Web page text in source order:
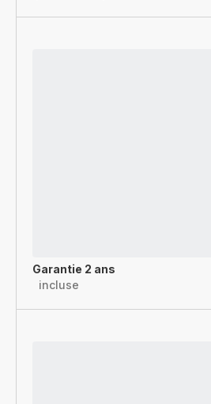
Garantie 2 ans
incluse